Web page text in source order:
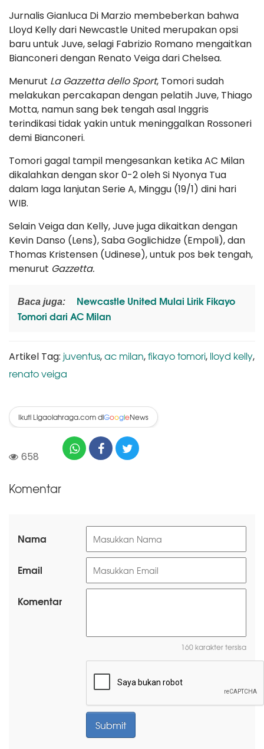
Jurnalis Gianluca Di Marzio membeberkan bahwa
Lloyd Kelly dari Newcastle United merupakan opsi
baru untuk Juve, selagi Fabrizio Romano mengaitkan
Bianconeri dengan Renato Veiga dari Chelsea.
Menurut La Gazzetta dello Sport, Tomori sudah
melakukan percakapan dengan pelatih Juve, Thiago
Motta, namun sang bek tengah asal Inggris
terindikasi tidak yakin untuk meninggalkan Rossoneri
demi Bianconeri.
Tomori gagal tampil mengesankan ketika AC Milan
dikalahkan dengan skor 0-2 oleh Si Nyonya Tua
dalam laga lanjutan Serie A, Minggu (19/1) dini hari
WIB.
Selain Veiga dan Kelly, Juve juga dikaitkan dengan
Kevin Danso (Lens), Saba Goglichidze (Empoli), dan
Thomas Kristensen (Udinese), untuk pos bek tengah,
menurut Gazzetta.
Baca juga:
Newcastle United Mulai Lirik Fikayo
Tomori dari AC Milan
Artikel Tag: juventus,ac milan,fikayo tomori, lloyd kelly,
renato veiga
Ikuti Ligaolahraga.com diGoogleNews
658
Komentar
Nama
Email
Komentar
160 karakter tersisa